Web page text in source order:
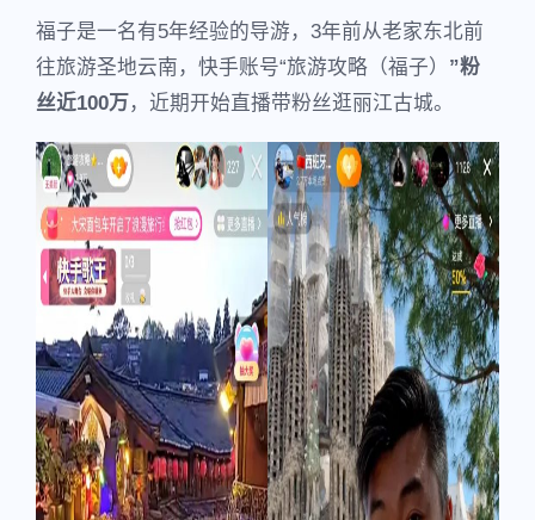
福子是一名有5年经验的导游，3年前从老家东北前
往旅游圣地云南，快手账号“旅游攻略（福子） ”粉
丝近100万 ，近期开始直播带粉丝逛丽江古城。